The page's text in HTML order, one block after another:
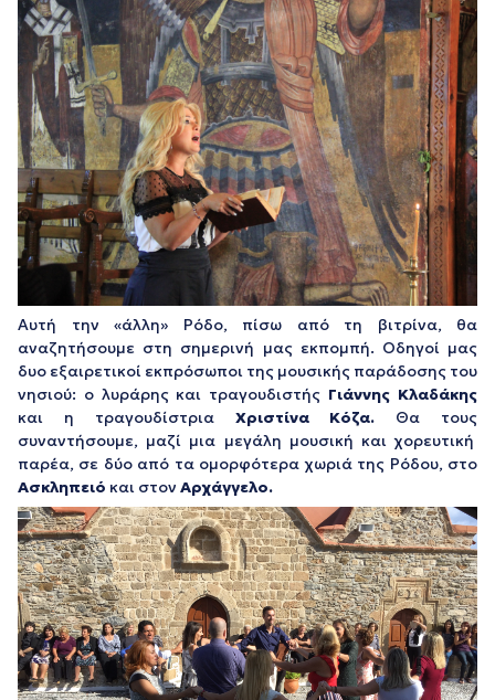
Αυτή την «άλλη» Ρόδο, πίσω από τη βιτρίνα, θα
αναζητήσουμε στη σημερινή μας εκπομπή. Οδηγοί μας
δυο εξαιρετικοί εκπρόσωποι της μουσικής παράδοσης του
νησιού: ο λυράρης και τραγουδιστής Γιάννης Κλαδάκης
και η τραγουδίστρια Χριστίνα Κόζα. Θα τους
συναντήσουμε, μαζί μια μεγάλη μουσική και χορευτική
παρέα, σε δύο από τα ομορφότερα χωριά της Ρόδου, στο
Ασκληπειό και στον Αρχάγγελο.